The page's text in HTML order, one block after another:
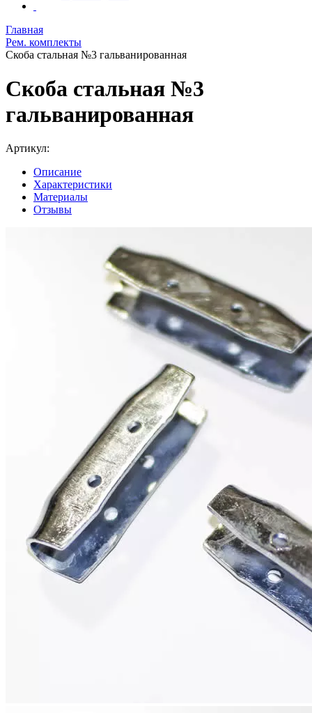
Главная
Рем. комплекты
Скоба стальная №3 гальванированная
Скоба стальная №3
гальванированная
Артикул:
Описание
Характеристики
Материалы
Отзывы